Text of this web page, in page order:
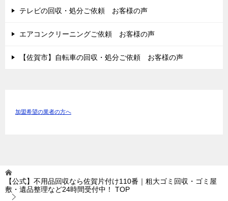
テレビの回収・処分ご依頼 お客様の声
エアコンクリーニングご依頼 お客様の声
【佐賀市】自転車の回収・処分ご依頼 お客様の声
加盟希望の業者の方へ
【公式】不用品回収なら佐賀片付け110番｜粗大ゴミ回収・ゴミ屋
敷・遺品整理など24時間受付中！
TOP